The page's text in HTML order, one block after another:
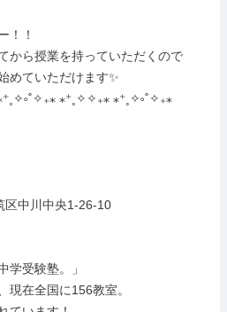
！！
から授業を持っていただくので
めていただけます✨
⁎⁺˳✧✧₊⁎ ⁎⁺˳✧༚˚✧₊⁎
区中川中央1-26-10
学受験塾。」
現在全国に156教室。